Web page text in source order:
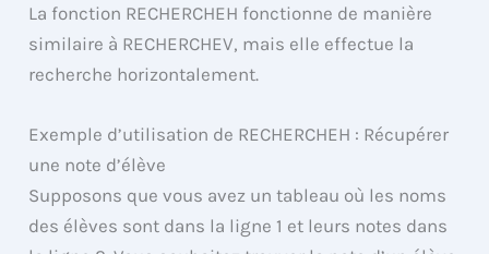
La fonction RECHERCHEH fonctionne de manière
similaire à RECHERCHEV, mais elle effectue la
recherche horizontalement.
Exemple d’utilisation de RECHERCHEH : Récupérer
une note d’élève
Supposons que vous avez un tableau où les noms
des élèves sont dans la ligne 1 et leurs notes dans